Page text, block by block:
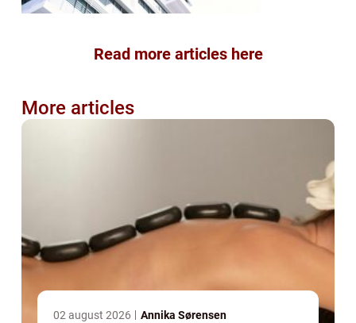
Read more articles here
More articles
02 august 2026 Annika Sørensen